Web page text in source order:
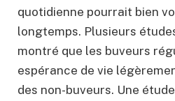
quotidienne pourrait bien
longtemps. Plusieurs
montré que les buveurs
espérance de vie
des non-buveurs. Une